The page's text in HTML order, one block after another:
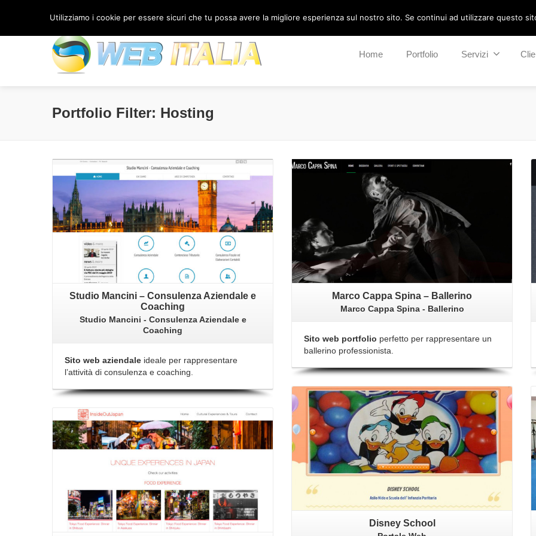
Home Portfolio Servizi
Portfolio Filter: Hosting
Vai
Studio Mancini – Consulenza Aziendale e
Coaching
Studio Mancini - Consulenza Aziendale e
Coaching
Sito web aziendale ideale per rappresentare
l’attività di consulenza e coaching.
Vai
Marco Cappa Spina – Ballerino
Marco Cappa Spina - Ballerino
Sito web portfolio perfetto per rappresentare un
ballerino professionista.
Dettagli
Disney School
Dettagli
Utilizziamo i cookie per essere sicuri che tu possa avere la migliore esperienza sul nostro sito. Se continui ad utilizzare questo